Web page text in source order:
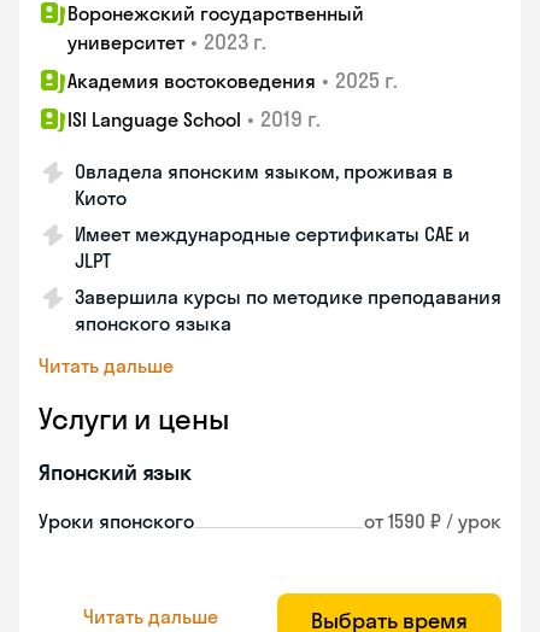
Воронежский государственный
университет • 2023 г.
Академия востоковедения • 2025 г.
ISI Language School • 2019 г.
Овладела японским языком, проживая в
Киото
Имеет международные сертификаты CAE и
JLPT
Завершила курсы по методике преподавания
японского языка
Читать дальше
Услуги и цены
Японский язык
Уроки японского от 1590 ₽ / урок
Читать дальше Выбрать время